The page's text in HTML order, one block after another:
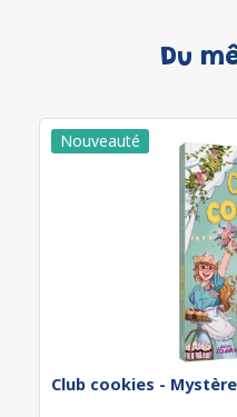
Du
Club cookies -